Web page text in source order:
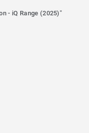
- iQ Range (2025)"